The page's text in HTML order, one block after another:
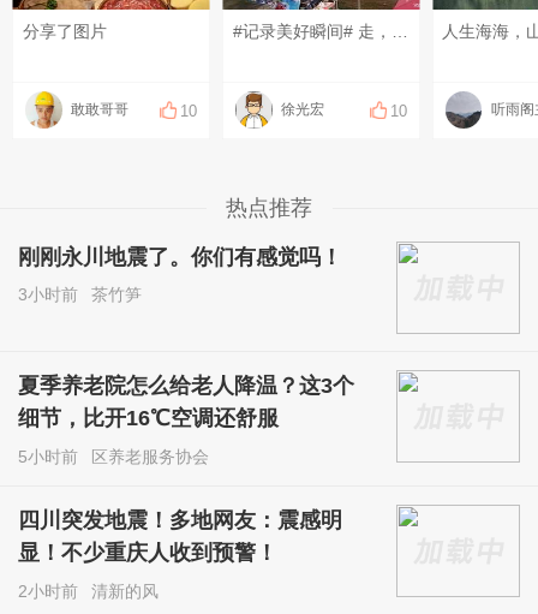
分享了图片
敢敢哥哥 10 徐光宏 10
人生海海，
听雨阁
热点推荐
刚刚永川地震了。你们有感觉吗！
3小时前 茶竹笋
夏季养老院怎么给老人降温？这3个
细节，比开16℃空调还舒服
5小时前 区养老服务协会
四川突发地震！多地网友：震感明
显！不少重庆人收到预警！
2小时前 清新的风